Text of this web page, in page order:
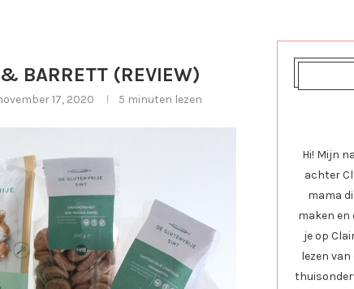
BARRETT (REVIEW)
17, 2020 5 minuten lezen
Hi! Mijn
achter
mama
maken en
je op
lezen